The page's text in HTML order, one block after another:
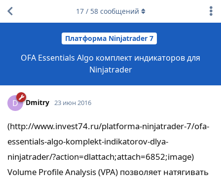
Платформа Ninjatrader 7
OFA Essentials Algo комплект индикаторов для
Ninjatrader
17/ 58сообщений
D Dmitry 23 июн 2016
(http://www.invest74.ru/platforma-ninjatrader-7/ofa-
essentials-algo-komplekt-indikatorov-dlya-
ninjatrader/?action=dlattach;attach=6852;image)
Volume Profile Analysis (VPA) позволяет натягивать